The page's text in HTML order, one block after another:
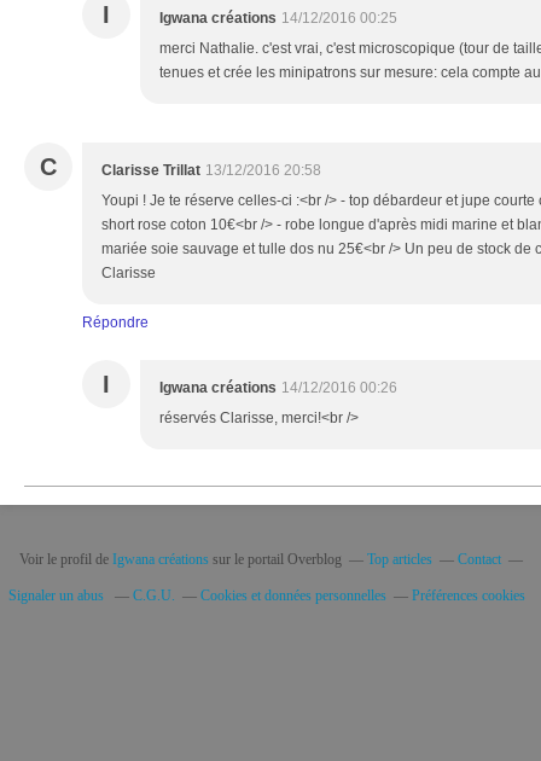
I Igwana créations 14/12/2016 00:25
merci Nathalie. c'est vrai, c'est microscopique (tour de
tenues et crée les minipatrons sur mesure: cela compte
C Clarisse Trillat 13/12/2016 20:58
Youpi ! Je te réserve celles-ci :<br /> - top débardeur et jupe
short rose coton 10€<br /> - robe longue d'après midi marine et
mariée soie sauvage et tulle dos nu 25€<br /> Un peu de stock de
Clarisse
Répondre
I Igwana créations 14/12/2016 00:26
réservés Clarisse, merci!<br />
Voir le profil de Igwana créationssur le portail Overblog Top articles Contact
Signaler un abus C.G.U. Cookies et données personnelles Préférences cookies